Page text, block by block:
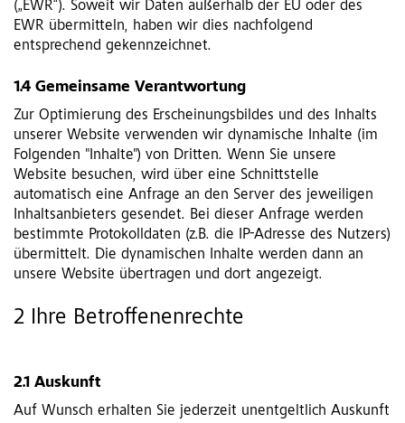
(„EWR“). Soweit wir Daten außerhalb der EU oder des
EWR übermitteln, haben wir dies nachfolgend
entsprechend gekennzeichnet.
1.4 Gemeinsame Verantwortung
Zur Optimierung des Erscheinungsbildes und des Inhalts
unserer Website verwenden wir dynamische Inhalte (im
Folgenden "Inhalte") von Dritten. Wenn Sie unsere
Website besuchen, wird über eine Schnittstelle
automatisch eine Anfrage an den Server des jeweiligen
Inhaltsanbieters gesendet. Bei dieser Anfrage werden
bestimmte Protokolldaten (z.B. die IP-Adresse des Nutzers)
übermittelt. Die dynamischen Inhalte werden dann an
unsere Website übertragen und dort angezeigt.
2 Ihre Betroffenenrechte
2.1 Auskunft
Auf Wunsch erhalten Sie jederzeit unentgeltlich Auskunft